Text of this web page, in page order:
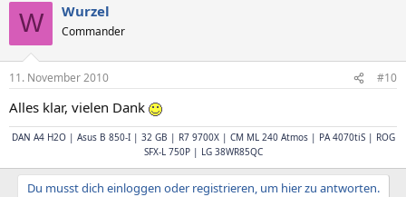
W Wurzel
Commander
11. November 2010 #10
Alles klar, vielen Dank
DAN A4 H2O | Asus B 850-I | 32 GB | R7 9700X | CM ML 240 Atmos | PA 4070tiS | ROG
SFX-L 750P | LG 38WR85QC
Du musst dich einloggen oder registrieren, um hier zu antworten.